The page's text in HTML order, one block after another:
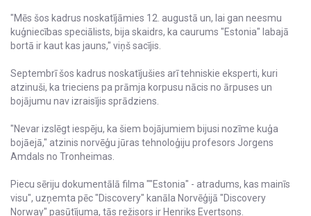
"Mēs šos kadrus noskatījāmies 12. augustā un, lai gan neesmu
kuģniecības speciālists, bija skaidrs, ka caurums "Estonia" labajā
bortā ir kaut kas jauns," viņš sacījis.
Septembrī šos kadrus noskatījušies arī tehniskie eksperti, kuri
atzinuši, ka trieciens pa prāmja korpusu nācis no ārpuses un
bojājumu nav izraisījis sprādziens.
"Nevar izslēgt iespēju, ka šiem bojājumiem bijusi nozīme kuģa
bojāejā," atzinis norvēģu jūras tehnoloģiju profesors Jorgens
Amdals no Tronheimas.
Piecu sēriju dokumentālā filma ""Estonia" - atradums, kas mainīs
visu", uzņemta pēc "Discovery" kanāla Norvēģijā "Discovery
Norway" pasūtījuma, tās režisors ir Henriks Evertsons.